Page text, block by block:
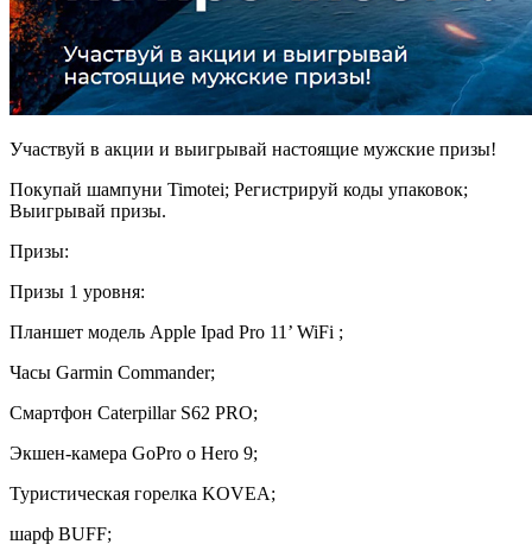
Участвуй в акции и выигрывай настоящие мужские призы!
Покупай шампуни Timotei; Регистрируй коды упаковок;
Выигрывай призы.
Призы:
Призы 1 уровня:
Планшет модель Apple Ipad Pro 11’ WiFi ;
Часы Garmin Commander;
Смартфон Caterpillar S62 PRO;
Экшен-камера GoPro o Hero 9;
Туристическая горелка KOVEA;
шарф BUFF;